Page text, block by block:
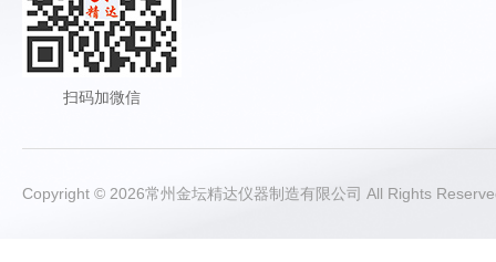
扫码加微信
Copyright © 2026常州金坛精达仪器制造有限公司 All Rights